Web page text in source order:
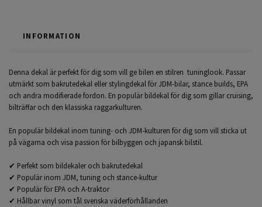
INFORMATION
Denna dekal är perfekt för dig som vill ge bilen en stilren tuninglook. Passar
utmärkt som bakrutedekal eller stylingdekal för JDM-bilar, stance builds, EPA
och andra modifierade fordon. En populär bildekal för dig som gillar cruising,
bilträffar och den klassiska raggarkulturen.
En populär bildekal inom tuning- och JDM-kulturen för dig som vill sticka ut
på vägarna och visa passion för bilbyggen och japansk bilstil.
✔ Perfekt som bildekaler och bakrutedekal
✔ Populär inom JDM, tuning och stance-kultur
✔ Populär för EPA och A-traktor
✔ Hållbar vinyl som tål svenska väderförhållanden